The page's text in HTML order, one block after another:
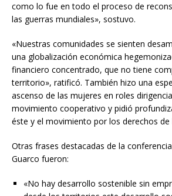
como lo fue en todo el proceso de
las guerras mundiales», sostuvo.
«Nuestras comunidades se sienten
una globalización económica
financiero concentrado, que no tiene
territorio», ratificó. También hizo una
ascenso de las mujeres en roles
movimiento cooperativo y pidió
éste y el movimiento por los derechos de
Otras frases destacadas de la
Guarco fueron:
«No hay desarrollo sostenible sin